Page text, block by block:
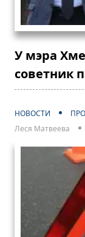
У мэра
советник
НОВОСТИ
Леся Матвеева